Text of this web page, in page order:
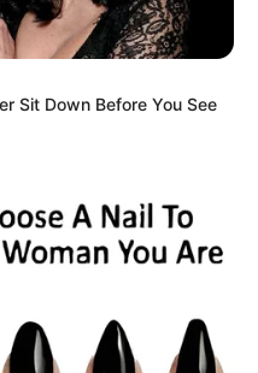
Sit Down Before You See